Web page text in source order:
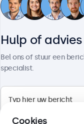
Hulp of
Bel ons of stuur een
specialist.
Cookies